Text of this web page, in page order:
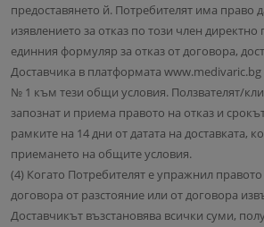
предоставянето й. Потребителят има право
изявлението за отказ по този член
единния формуляр за отказ от договора,
Доставчика в платформата
№ 1 към тези общи условия. Ползвателят/
запознат и приема правото на отказ и
рамките на 14 дни от датата на доставката,
приемането на общите условия.
(4) Когато Потребителят е упражнил правото
договора от разстояние или от договора
Доставчикът възстановява всички суми,